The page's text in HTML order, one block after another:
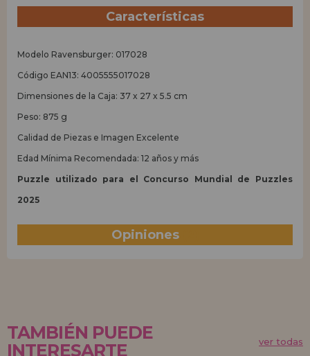
Características
Modelo Ravensburger: 017028
Código EAN13: 4005555017028
Dimensiones de la Caja: 37 x 27 x 5.5 cm
Peso: 875 g
Calidad de Piezas e Imagen Excelente
Edad Mínima Recomendada: 12 años y más
Puzzle utilizado para el Concurso Mundial de Puzzles
2025
Opiniones
TAMBIÉN PUEDE
INTERESARTE
ver todas